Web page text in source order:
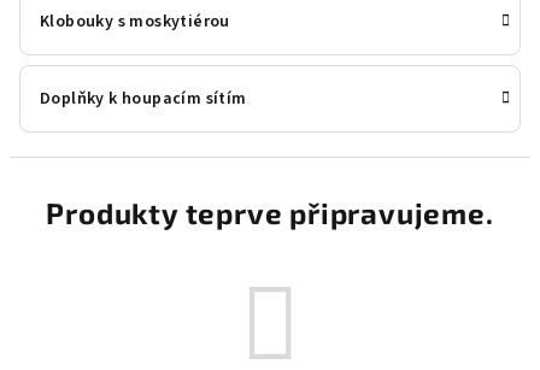
Klobouky s moskytiérou
Doplňky k houpacím sítím
Produkty teprve připravujeme.